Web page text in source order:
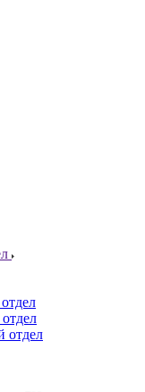
отдел